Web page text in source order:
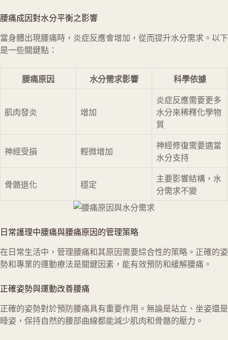
腰痛成因對水分平衡之影響
當身體出現腰痛時，炎症反應會增加，從而提升水分需求。以下
是一些關鍵點：
腰痛原因 水分需求影響 科學依據
肌肉發炎 增加
炎症反應需要更多
水分來稀釋化學物
質
神經受損 輕微增加
神經修復需要適當
水分支持
骨骼退化 穩定
主要影響結構，水
分需求不變
日常護理中腰痛與腰痛原因的管理策略
在日常生活中，管理腰痛和其原因需要綜合性的策略。正確的姿
勢和專業的運動療法是關鍵因素，能有效預防和緩解腰痛。
正確姿勢與運動改善腰痛
正確的姿勢對於預防腰痛具有重要作用。無論是站立、坐姿還是
睡姿，保持自然的腰部曲線都能減少肌肉和骨骼的壓力。